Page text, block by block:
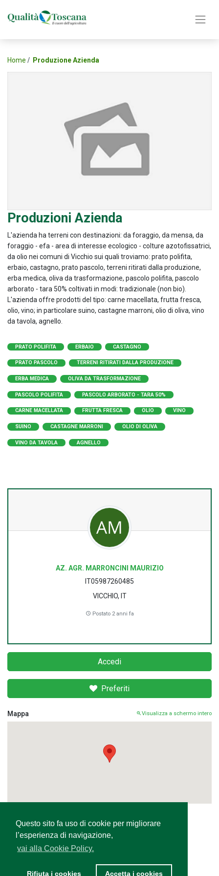
Questo sito fa uso di cookie per migliorare
l’esperienza di navigazione,
vai alla Cookie Policy.
Rifiuta i cookies Accetta i cookies
Home Produzione Azienda
Produzioni Azienda
L'azienda ha terreni con destinazioni: da foraggio, da mensa, da
foraggio - efa - area di interesse ecologico - colture azotofissatrici,
da olio nei comuni di Vicchio sui quali troviamo: prato polifita,
erbaio, castagno, prato pascolo, terreni ritirati dalla produzione,
erba medica, oliva da trasformazione, pascolo polifita, pascolo
arborato - tara 50% coltivati in modi: tradizionale (non bio).
L'azienda offre prodotti del tipo: carne macellata, frutta fresca,
olio, vino; in particolare suino, castagne marroni, olio di oliva, vino
da tavola, agnello.
PRATO POLIFITA ERBAIO CASTAGNO
PRATO PASCOLO TERRENI RITIRATI DALLA PRODUZIONE
ERBA MEDICA OLIVA DA TRASFORMAZIONE
PASCOLO POLIFITA PASCOLO ARBORATO - TARA 50%
CARNE MACELLATA FRUTTA FRESCA OLIO VINO
SUINO CASTAGNE MARRONI OLIO DI OLIVA
VINO DA TAVOLA AGNELLO
AZ. AGR. MARRONCINI MAURIZIO
IT05987260485
VICCHIO, IT
Postato 2 anni fa
Accedi
Preferiti
Mappa Visualizza a schermo intero
Condividi